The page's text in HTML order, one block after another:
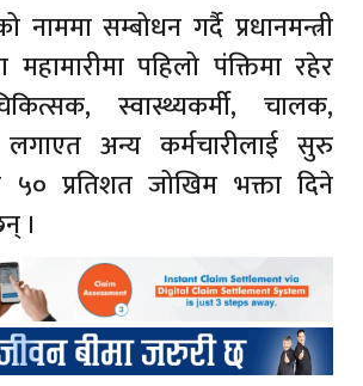
सम्बोधन गर्दै प्रधानमन्त्री
पहिलो पंक्तिमा रहेर
स्वास्थ्यकर्मी, चालक,
लगाएत अन्य कर्मचारीलाई सुरु
प्रतिशत जोखिम भक्ता दिने
।